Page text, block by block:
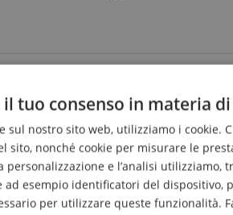
Bluewheel robusta
Ideale per il fai da te
Diametro ruota 100 mm
Costruzione robusta
Girevole
tuo consenso in materia
nostro sito web, utilizziamo i cookie.
sito, nonché cookie per misurare le
e l’analisi utilizziamo,
esempio identificatori del dispositivo,
per utilizzare queste funzionalità.